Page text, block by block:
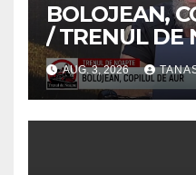
BOLOJEAN,
/ TRENUL DE
/VIDEO
AUG. 3, 2026